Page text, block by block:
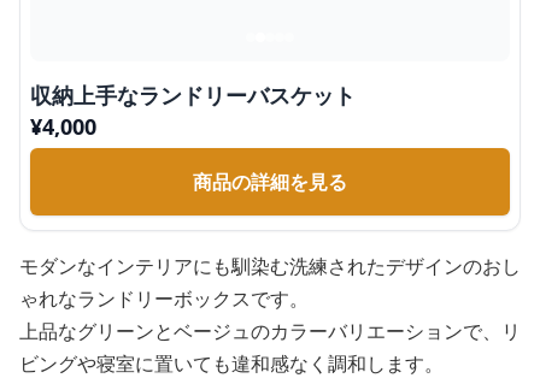
収納上手なランドリーバスケット
¥4,000
商品の詳細を見る
モダンなインテリアにも馴染む洗練されたデザインのおし
ゃれなランドリーボックスです。
上品なグリーンとベージュのカラーバリエーションで、リ
ビングや寝室に置いても違和感なく調和します。